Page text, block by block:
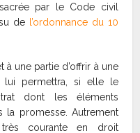
par le Code civil
de l’ordonnance du 10
une partie d’offrir à une
lui permettra, si elle le
dont les éléments
la promesse. Autrement
courante en droit